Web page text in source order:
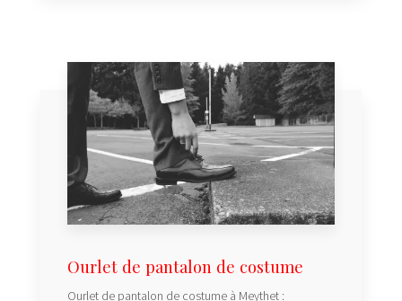
Ourlet de pantalon de costume
Ourlet de pantalon de costume à Meythet :